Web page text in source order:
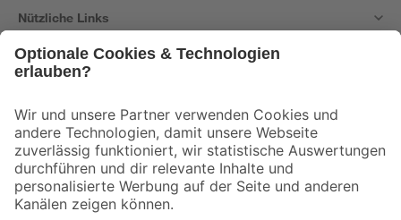
Nützliche Links
Der toom Newsletter: Keine Angebote und Aktionen mehr verpassen!
Zur Newsletter Anmeldung
Folge uns